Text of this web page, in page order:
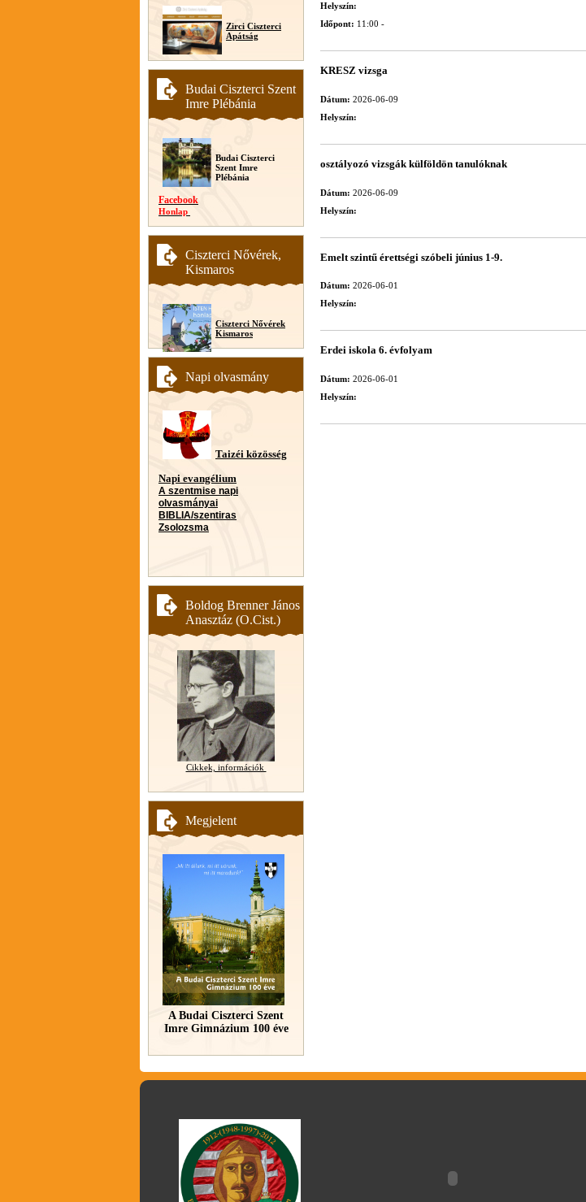
Zirci Ciszterci
Apátság
Budai Ciszterci Szent
Imre Plébánia
Budai Ciszterci
Szent Imre
Plébánia
Facebook
Honlap
Ciszterci Nővérek,
Kismaros
Ciszterci Nővérek
Kismaros
Napi olvasmány
Taizéi közösség
Napi evangélium
A szentmise napi
olvasmányai
BIBLIA/szentiras
Zsolozsma
Boldog Brenner János
Anasztáz (O.Cist.)
Cikkek, információk
Megjelent
A Budai Ciszterci Szent
Imre Gimnázium 100 éve
Helyszín:
Időpont: 11:00 -
KRESZ vizsga
Dátum: 2026-06-09
Helyszín:
osztályozó vizsgák külföldön tanulóknak
Dátum: 2026-06-09
Helyszín:
Emelt szintű érettségi szóbeli június 1-9.
Dátum: 2026-06-01
Helyszín:
Erdei iskola 6. évfolyam
Dátum: 2026-06-01
Helyszín: